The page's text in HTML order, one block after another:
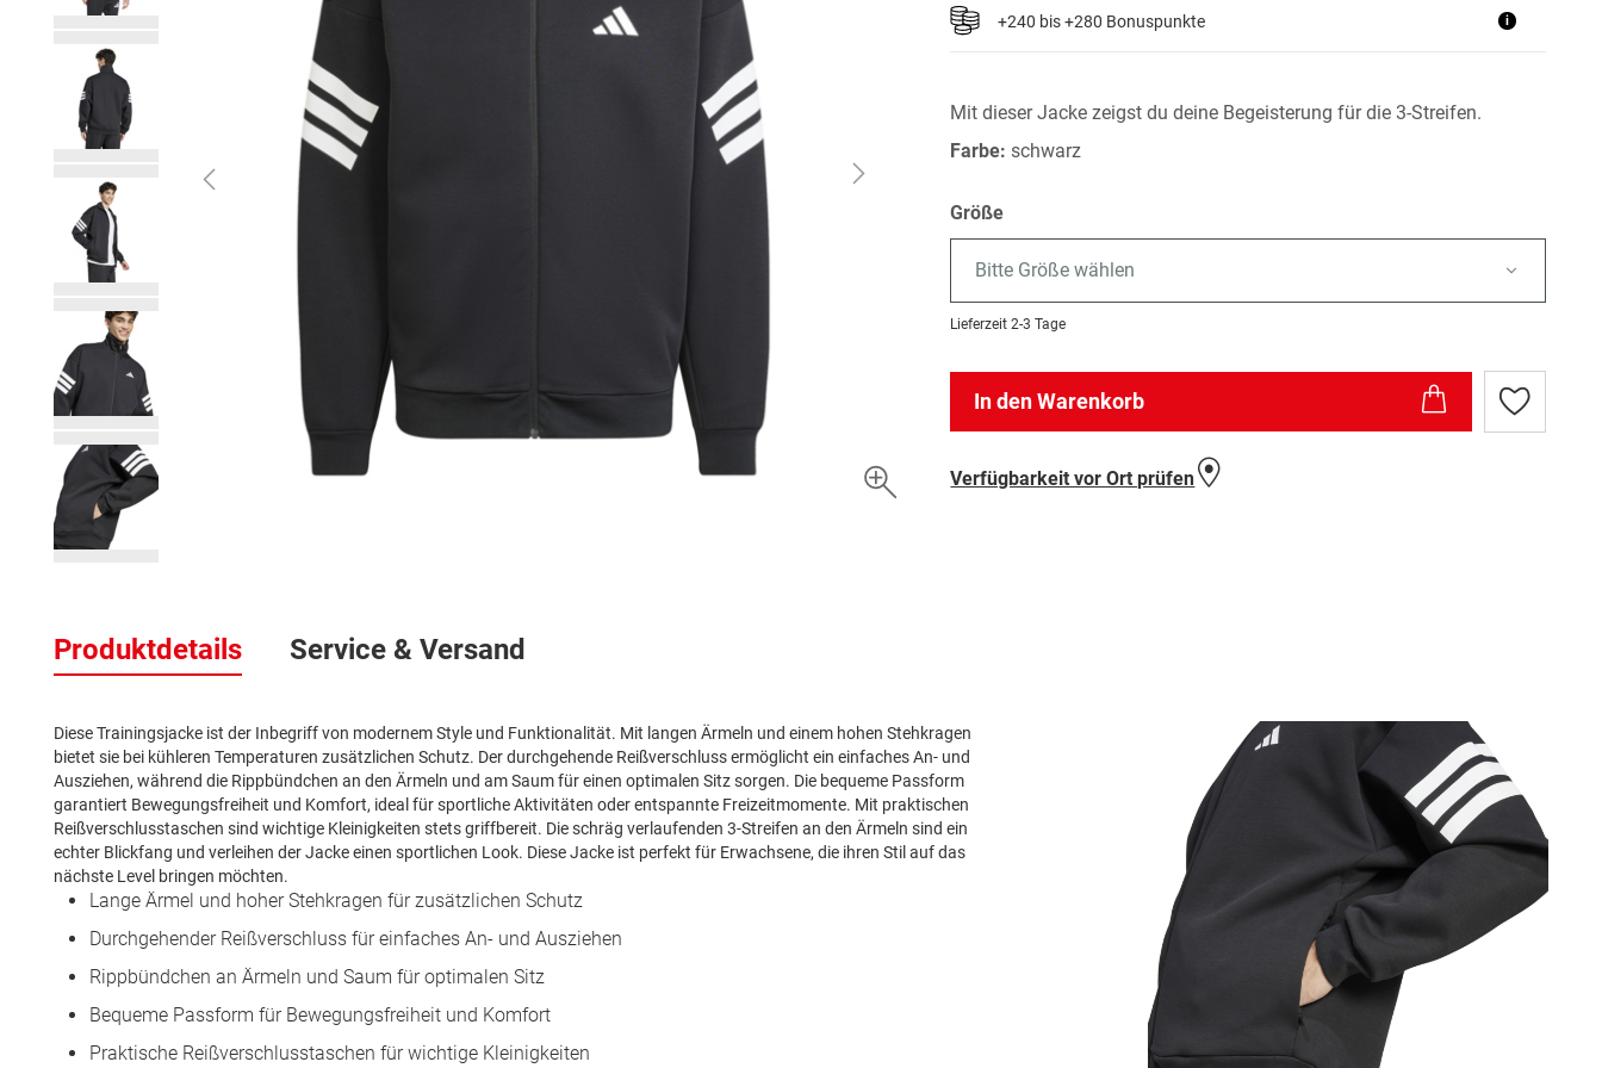
der
Bildergalerie
+240 bis +280 Bonuspunkte i
Mit dieser Jacke zeigst du deine Begeisterung für die 3-Streifen.
Farbe:schwarz
Größe
Bitte Größe wählen
Lieferzeit 2-3 Tage
In den Warenkorb
Zur
Wunschliste
Verfügbarkeit vor Ort prüfen
Produktdetails
Diese Trainingsjacke ist der Inbegriff von modernem Style und Funktionalität. Mit langen Ärmeln und einem hohen Stehkragen
bietet sie bei kühleren Temperaturen zusätzlichen Schutz. Der durchgehende Reißverschluss ermöglicht ein einfaches An- und
Ausziehen, während die Rippbündchen an den Ärmeln und am Saum für einen optimalen Sitz sorgen. Die bequeme Passform
garantiert Bewegungsfreiheit und Komfort, ideal für sportliche Aktivitäten oder entspannte Freizeitmomente. Mit praktischen
Reißverschlusstaschen sind wichtige Kleinigkeiten stets griffbereit. Die schräg verlaufenden 3-Streifen an den Ärmeln sind ein
echter Blickfang und verleihen der Jacke einen sportlichen Look. Diese Jacke ist perfekt für Erwachsene, die ihren Stil auf das
nächste Level bringen möchten.
Lange Ärmel und hoher Stehkragen für zusätzlichen Schutz
Durchgehender Reißverschluss für einfaches An- und Ausziehen
Rippbündchen an Ärmeln und Saum für optimalen Sitz
Bequeme Passform für Bewegungsfreiheit und Komfort
Praktische Reißverschlusstaschen für wichtige Kleinigkeiten
Service & Versand